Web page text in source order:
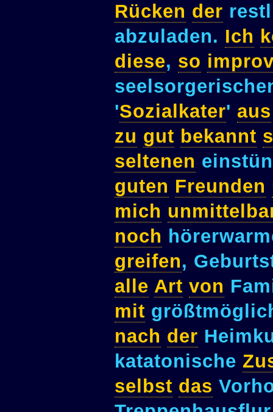
Rücken der
abzuladen. Ich
diese, so
'Sozialkater' aus
zu gut bekannt
seltenen
guten Freunden
mich
noch
greifen,
alle Art von
mit
nach der
katatonische
selbst das